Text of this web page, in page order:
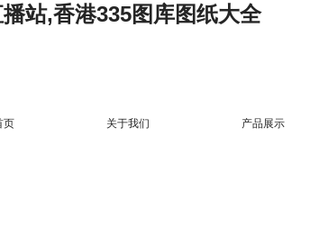
站,香港335图库图纸大全
页 关于我们 产品展示